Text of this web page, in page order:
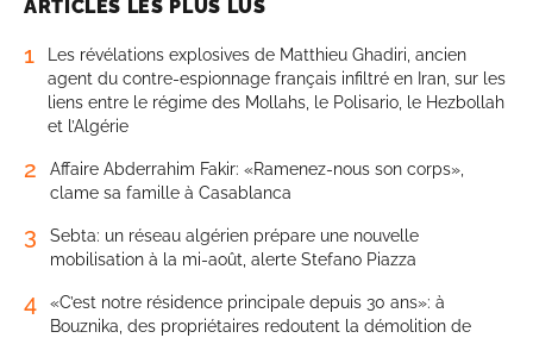
ARTICLES LES PLUS LUS
1
Les révélations explosives de Matthieu Ghadiri, ancien
agent du contre-espionnage français infiltré en Iran, sur les
liens entre le régime des Mollahs, le Polisario, le Hezbollah
et l’Algérie
2
Affaire Abderrahim Fakir: «Ramenez-nous son corps»,
clame sa famille à Casablanca
3
Sebta: un réseau algérien prépare une nouvelle
mobilisation à la mi-août, alerte Stefano Piazza
4
«C’est notre résidence principale depuis 30 ans»: à
Bouznika, des propriétaires redoutent la démolition de